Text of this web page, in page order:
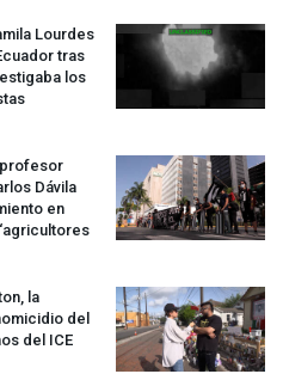
Lourdes
tras
los
profesor
Dávila
en
la
del
del ICE